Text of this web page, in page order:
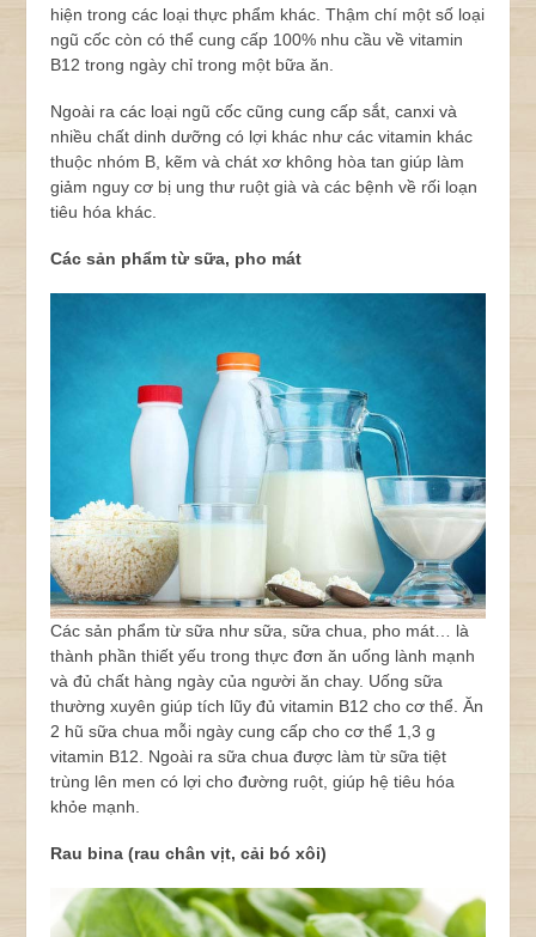
hiện trong các loại thực phẩm khác. Thậm chí một số loại
ngũ cốc còn có thể cung cấp 100% nhu cầu về vitamin
B12 trong ngày chỉ trong một bữa ăn.
Ngoài ra các loại ngũ cốc cũng cung cấp sắt, canxi và
nhiều chất dinh dưỡng có lợi khác như các vitamin khác
thuộc nhóm B, kẽm và chát xơ không hòa tan giúp làm
giảm nguy cơ bị ung thư ruột già và các bệnh về rối loạn
tiêu hóa khác.
Các sản phẩm từ sữa, pho mát
Các sản phẩm từ sữa như sữa, sữa chua, pho mát… là
thành phần thiết yếu trong thực đơn ăn uống lành mạnh
và đủ chất hàng ngày của người ăn chay. Uống sữa
thường xuyên giúp tích lũy đủ vitamin B12 cho cơ thể. Ăn
2 hũ sữa chua mỗi ngày cung cấp cho cơ thể 1,3 g
vitamin B12. Ngoài ra sữa chua được làm từ sữa tiệt
trùng lên men có lợi cho đường ruột, giúp hệ tiêu hóa
khỏe mạnh.
Rau bina (rau chân vịt, cải bó xôi)